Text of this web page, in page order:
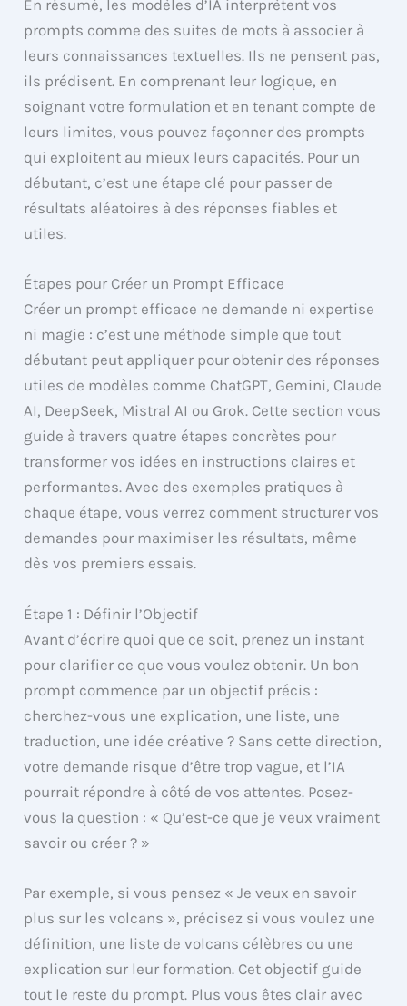
En résumé, les modèles d’IA interprètent vos
prompts comme des suites de mots à associer à
leurs connaissances textuelles. Ils ne pensent pas,
ils prédisent. En comprenant leur logique, en
soignant votre formulation et en tenant compte de
leurs limites, vous pouvez façonner des prompts
qui exploitent au mieux leurs capacités. Pour un
débutant, c’est une étape clé pour passer de
résultats aléatoires à des réponses fiables et
utiles.
Étapes pour Créer un Prompt Efficace
Créer un prompt efficace ne demande ni expertise
ni magie : c’est une méthode simple que tout
débutant peut appliquer pour obtenir des réponses
utiles de modèles comme ChatGPT, Gemini, Claude
AI, DeepSeek, Mistral AI ou Grok. Cette section vous
guide à travers quatre étapes concrètes pour
transformer vos idées en instructions claires et
performantes. Avec des exemples pratiques à
chaque étape, vous verrez comment structurer vos
demandes pour maximiser les résultats, même
dès vos premiers essais.
Étape 1 : Définir l’Objectif
Avant d’écrire quoi que ce soit, prenez un instant
pour clarifier ce que vous voulez obtenir. Un bon
prompt commence par un objectif précis :
cherchez-vous une explication, une liste, une
traduction, une idée créative ? Sans cette direction,
votre demande risque d’être trop vague, et l’IA
pourrait répondre à côté de vos attentes. Posez-
vous la question : « Qu’est-ce que je veux vraiment
savoir ou créer ? »
Par exemple, si vous pensez « Je veux en savoir
plus sur les volcans », précisez si vous voulez une
définition, une liste de volcans célèbres ou une
explication sur leur formation. Cet objectif guide
tout le reste du prompt. Plus vous êtes clair avec